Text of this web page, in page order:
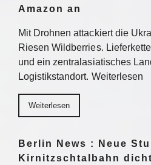
Amazon an
Mit Drohnen attackiert die
Riesen Wildberries.
und ein zentralasiatisches
Logistikstandort. Weiterlesen
Weiterlesen
Berlin News : Neue
Kirnitzschtalbahn